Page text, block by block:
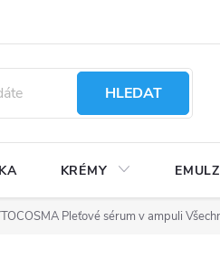
HLEDAT
KRÉMY
Pleťové sérum v ampuli